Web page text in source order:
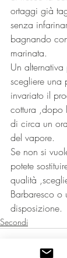
ortaggi già
senza
bagnando
marinata.
Un
scegliere una
invariato il
cottura ,dopo
di circa un
del vapore.
Se non si
potete
qualità
Barbaresco o
disposizione.
Secondi